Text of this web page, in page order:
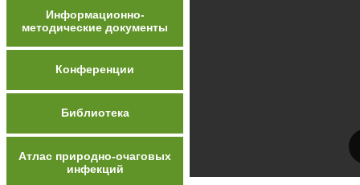
Информационно-
методические документы
Конференции
Библиотека
Атлас природно-очаговых
инфекций